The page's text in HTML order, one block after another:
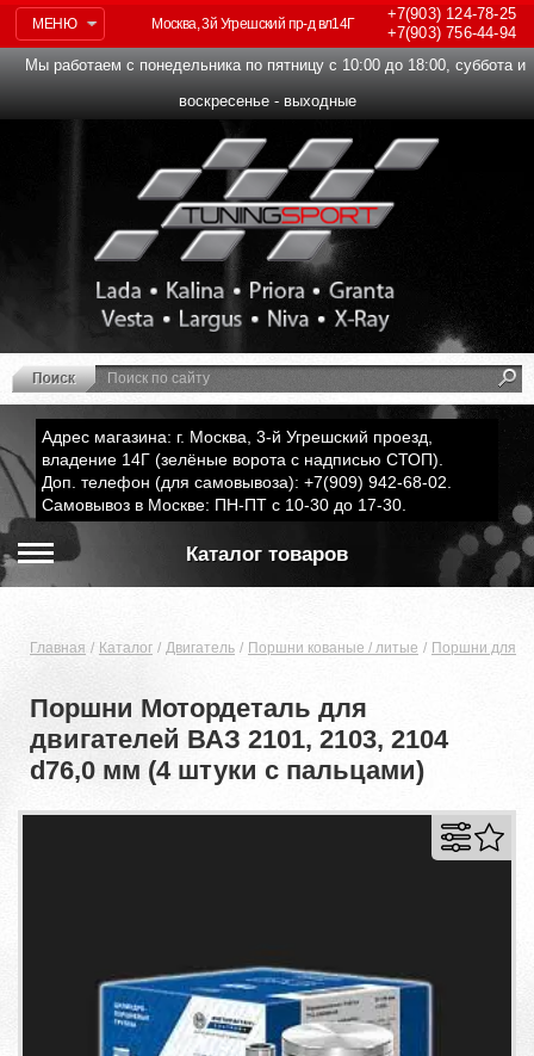
МЕНЮ
+7(903)124-78-25
+7(903)756-44-94
Москва, 3й Угрешский пр-д вл14Г
Мы работаем с понедельника по пятницу с 10:00 до 18:00, суббота и
воскресенье - выходные
Адрес магазина: г. Москва, 3-й Угрешский проезд,
владение 14Г (зелёные ворота с надписью СТОП).
Доп. телефон (для самовывоза): +7(909) 942-68-02.
Самовывоз в Москве: ПН-ПТ с 10-30 до 17-30.
Каталог товаров
Главная Каталог Двигатель Поршни кованые / литые Поршни для
Поршни Мотордеталь для
двигателей ВАЗ 2101, 2103, 2104
d76,0 мм (4 штуки с пальцами)